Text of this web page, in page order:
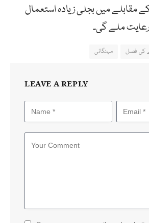
مقابلے میں بجلی زیادہ استعمال
رعایت ملے گی۔
کی فصل مہنگائی
LEAVE A REPLY